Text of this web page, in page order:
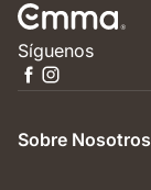
Síguenos
Sobre Nosotros